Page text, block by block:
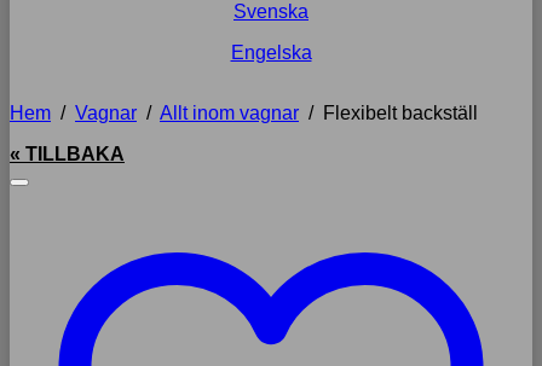
Svenska
Engelska
Hem / Vagnar / Allt inom vagnar / Flexibelt backställ
« TILLBAKA